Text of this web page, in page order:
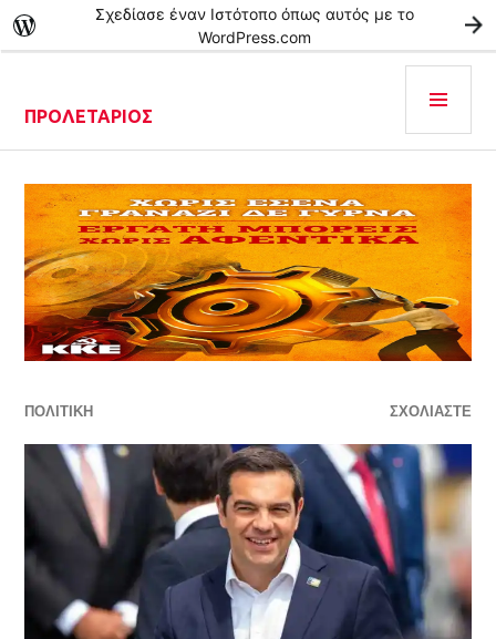
ΠΡΟΛΕΤΆΡΙΟΣ
ΠΟΛΙΤΙΚΗ ΣΧΟΛΙΆΣΤΕ
Σχεδίασε έναν Ιστότοπο όπως αυτός με το
WordPress.com